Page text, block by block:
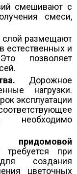
смешивают с
смеси,
слой размещают
естественных и
позволяет
Дорожное
нагрузки.
эксплуатации
необходимо
требуется при
создания
цветочных